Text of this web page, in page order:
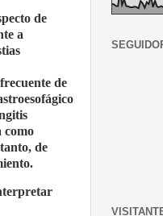
de
a
de
como
de